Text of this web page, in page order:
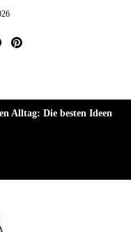
Alltag: Die besten Ideen